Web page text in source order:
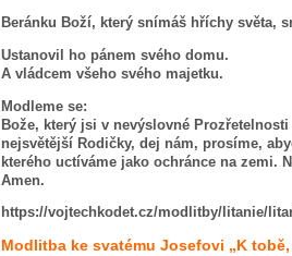
Beránku Boží, který snímáš hříchy světa,
Ustanovil ho pánem svého domu.
A vládcem všeho svého majetku.
Modleme se:
Bože, který jsi v nevýslovné
nejsvětější Rodičky, dej nám, prosíme,
kterého uctíváme jako ochránce na zemi.
Amen.
https://vojtechkodet.cz/modlitby/litanie/
Modlitba ke svatému Josefovi „K